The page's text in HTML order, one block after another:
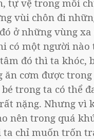
tự vệ trong mỗi
vùi chôn đi
ở những vùng
có một người nào
đó thì ta khóc,
ăn cơm được
bé trong ta có thể
nặng. Nhưng vì
nên trong quá
chỉ muốn trốn